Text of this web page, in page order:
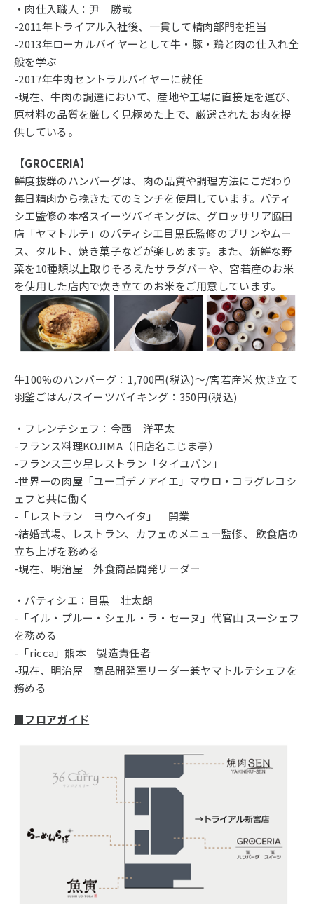
・肉仕入職人：尹 勝載
-2011年トライアル入社後、一貫して精肉部門を担当
-2013年ローカルバイヤーとして牛・豚・鶏と肉の仕入れ全
般を学ぶ
-2017年牛肉セントラルバイヤーに就任
-現在、牛肉の調達において、産地や工場に直接足を運び、
原材料の品質を厳しく見極めた上で、厳選されたお肉を提
供している。
【GROCERIA】
鮮度抜群のハンバーグは、肉の品質や調理方法にこだわり
毎日精肉から挽きたてのミンチを使用しています。パティ
シエ監修の本格スイーツバイキングは、グロッサリア脇田
店「ヤマトルテ」のパティシエ目黒氏監修のプリンやムー
ス、タルト、焼き菓子などが楽しめます。また、新鮮な野
菜を10種類以上取りそろえたサラダバーや、宮若産のお米
を使用した店内で炊き立てのお米をご用意しています。
牛100%のハンバーグ：1,700円(税込)〜/宮若産米 炊き立て
羽釜ごはん/スイーツバイキング：350円(税込)
・フレンチシェフ：今西 洋平太
-フランス料理KOJIMA（旧店名こじま亭）
-フランス三ツ星レストラン「タイユバン」
-世界一の肉屋「ユーゴデノアイエ」マウロ・コラグレコシ
ェフと共に働く
-「レストラン ヨウヘイタ」 開業
-結婚式場、レストラン、カフェのメニュー監修、 飲食店の
立ち上げを務める
-現在、明治屋 外食商品開発リーダー
・パティシエ：目黒 壮太朗
-「イル・プルー・シェル・ラ・セーヌ」代官山 スーシェフ
を務める
-「ricca」熊本 製造責任者
-現在、明治屋 商品開発室リーダー兼ヤマトルテシェフを
務める
■フロアガイド